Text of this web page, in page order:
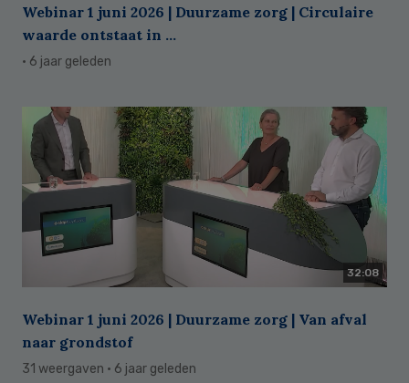
Webinar 1 juni 2026 | Duurzame zorg | Circulaire
waarde ontstaat in ...
· 6 jaar geleden
32:08
Webinar 1 juni 2026 | Duurzame zorg | Van afval
naar grondstof
31 weergaven · 6 jaar geleden